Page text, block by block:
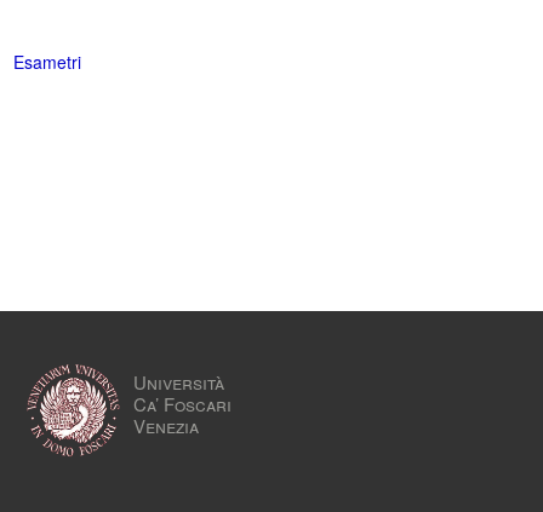
Esametri
Università
Ca’ Foscari
Venezia